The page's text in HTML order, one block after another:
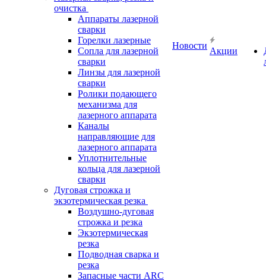
очистка
Аппараты лазерной
сварки
Горелки лазерные
Сопла для лазерной
сварки
Линзы для лазерной
сварки
Ролики подающего
механизма для
лазерного аппарата
Каналы
направляющие для
лазерного аппарата
Уплотнительные
кольца для лазерной
сварки
Дуговая строжка и
экзотермическая резка
Воздушно-дуговая
строжка и резка
Экзотермическая
резка
Подводная сварка и
резка
Запасные части ARC
Новости
Акции